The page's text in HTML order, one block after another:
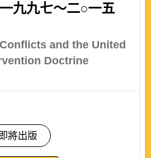
九九七～二○一五
and the United
Doctrine
即將出版